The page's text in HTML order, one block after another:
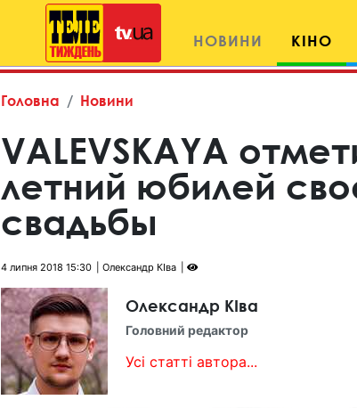
НОВИНИ КІНО
Головна Новини
VALEVSKAYA
летний юбилей
свадьбы
4 липня 2018 15:30 Олександр КІва
Олександр КІва
Головний редактор
Усі статті автора...